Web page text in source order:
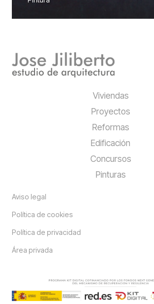
Viviendas
Proyectos
Reformas
Edificación
Concursos
Pinturas
Aviso legal
Política de cookies
Política de privacidad
Área privada